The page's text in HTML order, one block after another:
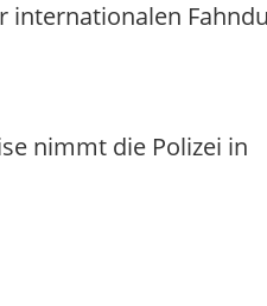
internationalen
nimmt die Polizei in